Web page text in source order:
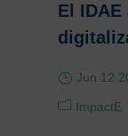
El
Jun 12
ImpactE